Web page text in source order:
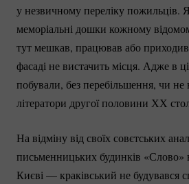
у незвичному переліку пожильців.
меморіальні дошки кожному
тут мешкав, працював або
фасаді не вистачить місця. Адже в
побували, без перебільшення, чи не
літератори другої половини ХХ
На відміну від своїх совєтських
письменницьких будинків «Слово»
Києві — краківський не будувався